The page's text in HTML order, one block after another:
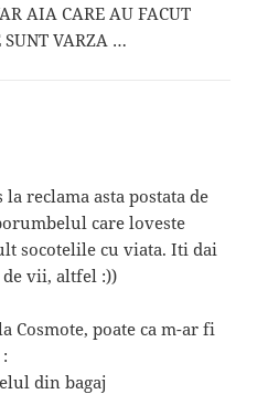
AIA CARE AU FACUT
SUNT VARZA …
reclama asta postata de
care loveste
socotelile cu viata. Iti dai
de vii, altfel :))
Cosmote, poate ca m-ar fi
din bagaj